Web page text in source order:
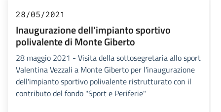
28/05/2021
Inaugurazione dell'impianto sportivo
polivalente di Monte Giberto
28 maggio 2021 - Visita della sottosegretaria allo sport
Valentina Vezzali a Monte Giberto per l'inaugurazione
dell'impianto sportivo polivalente ristrutturato con il
contributo del fondo "Sport e Periferie"